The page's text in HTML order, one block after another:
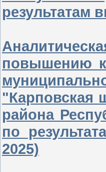
результатам
повышению
"Карповская
района
по
2025)